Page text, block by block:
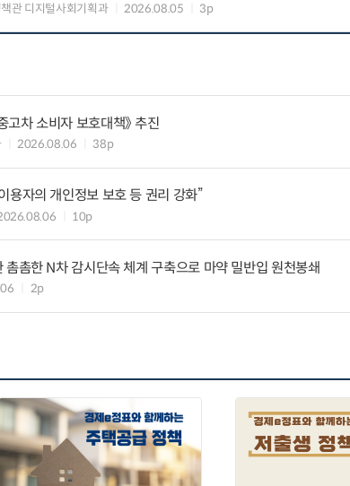
관 디지털사회기획과 2026.08.05 3p
고차 소비자 보호대책》 추진
2026.08.06 38p
용자의 개인정보 보호 등 권리 강화”
10p
촘한 N차 감시단속 체계 구축으로 마약 밀반입 원천봉쇄
2p